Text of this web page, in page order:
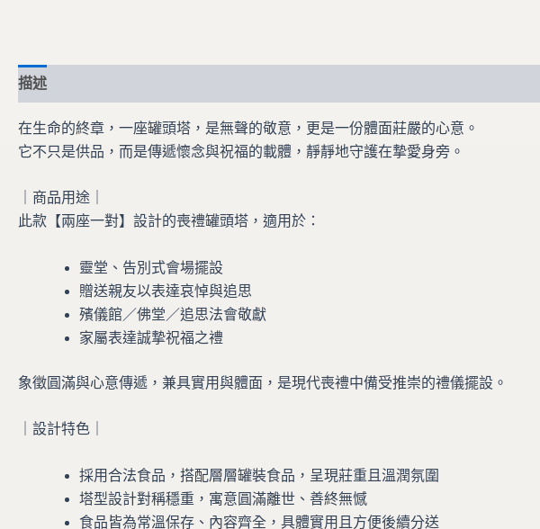
描述
在生命的終章，一座罐頭塔，是無聲的敬意，更是一份體面莊嚴的心意。
它不只是供品，而是傳遞懷念與祝福的載體，靜靜地守護在摯愛身旁。
｜商品用途｜
此款【兩座一對】設計的喪禮罐頭塔，適用於：
靈堂、告別式會場擺設
贈送親友以表達哀悼與追思
殯儀館／佛堂／追思法會敬獻
家屬表達誠摯祝福之禮
象徵圓滿與心意傳遞，兼具實用與體面，是現代喪禮中備受推崇的禮儀擺設。
｜設計特色｜
採用合法食品，搭配層層罐裝食品，呈現莊重且溫潤氛圍
塔型設計對稱穩重，寓意圓滿離世、善終無憾
食品皆為常溫保存、內容齊全，具體實用且方便後續分送